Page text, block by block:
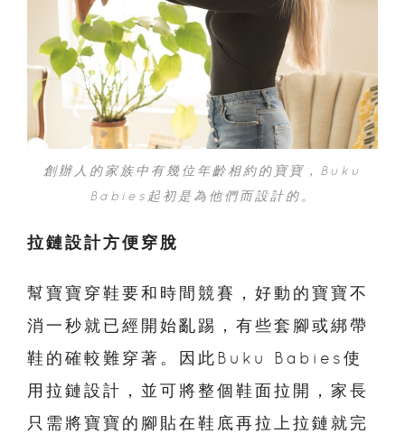
創辦人的家族中有幾位年齡相約的寶寶，
Buku
Babies起初是為他們而設計的。
拉鏈設計方便穿脫
幫寶寶穿鞋要和時間競賽，好動的寶寶不
消一秒就已經開始亂踢，有些套腳或綁帶
鞋的確較難穿著。因此Buku Babies使
用 拉鏈設計，並可將整個鞋面拉開，家長
只需將寶寶的腳貼在鞋底再拉上拉鏈就完